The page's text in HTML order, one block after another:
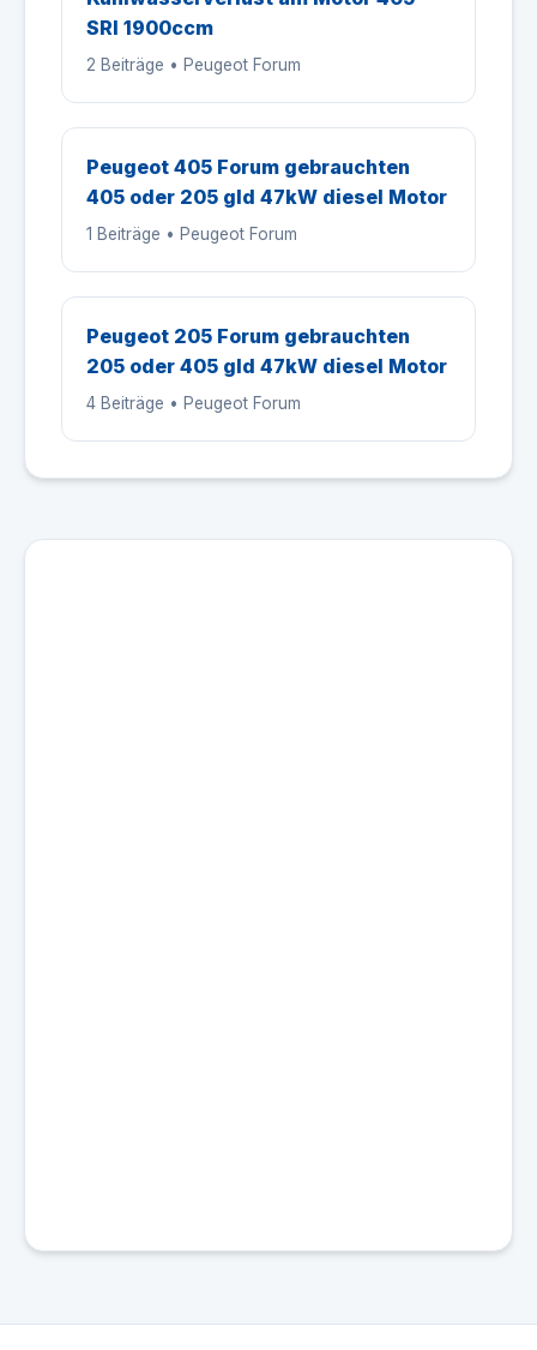
SRI 1900ccm
2 Beiträge • Peugeot Forum
Peugeot 405 Forum gebrauchten
405 oder 205 gld 47kW diesel Motor
1 Beiträge • Peugeot Forum
Peugeot 205 Forum gebrauchten
205 oder 405 gld 47kW diesel Motor
4 Beiträge • Peugeot Forum